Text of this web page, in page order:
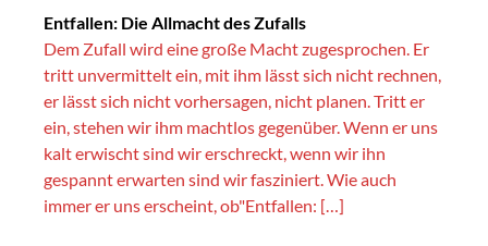
Entfallen: Die Allmacht des Zufalls
Dem Zufall wird eine große Macht zugesprochen. Er
tritt unvermittelt ein, mit ihm lässt sich nicht rechnen,
er lässt sich nicht vorhersagen, nicht planen. Tritt er
ein, stehen wir ihm machtlos gegenüber. Wenn er uns
kalt erwischt sind wir erschreckt, wenn wir ihn
gespannt erwarten sind wir fasziniert. Wie auch
immer er uns erscheint, ob"Entfallen: […]